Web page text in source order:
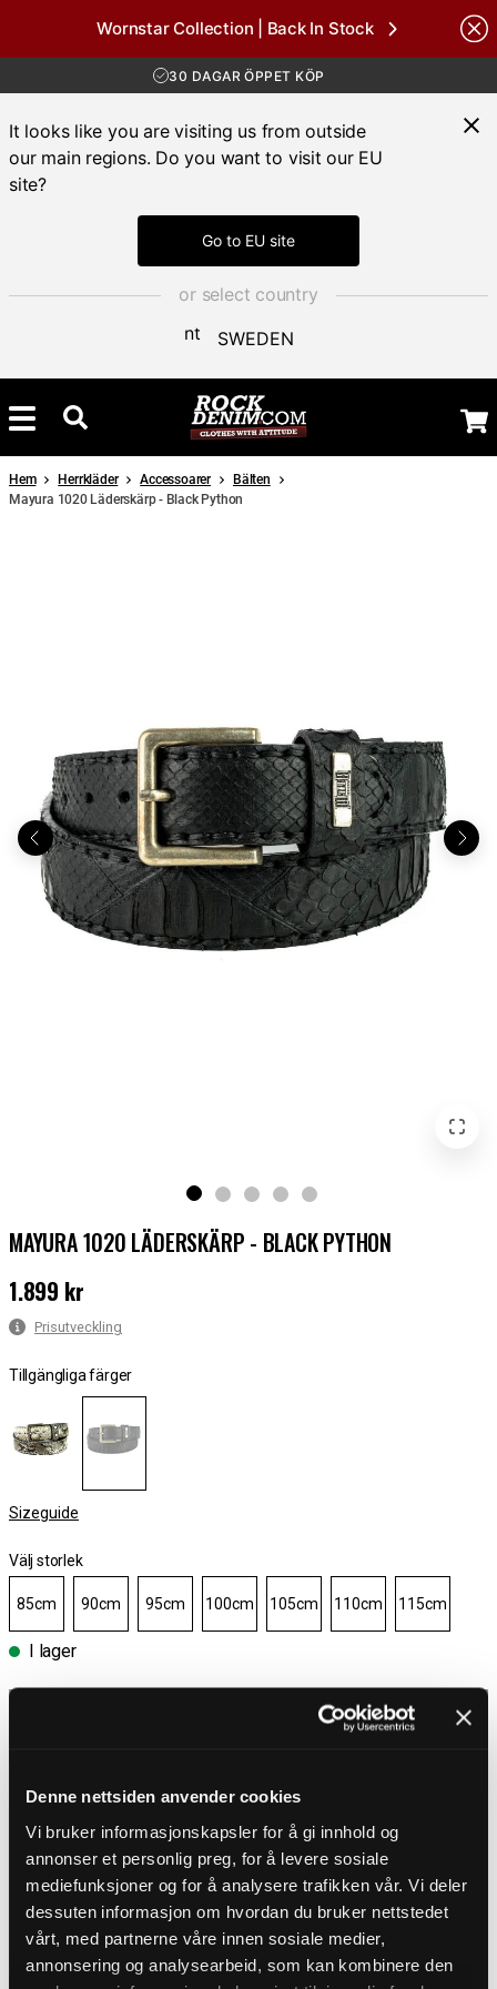
Denne nettsiden anvender cookies
Vi bruker informasjonskapsler for å gi innhold og
annonser et personlig preg, for å levere sosiale
mediefunksjoner og for å analysere trafikken vår. Vi deler
dessuten informasjon om hvordan du bruker nettstedet
vårt, med partnerne våre innen sosiale medier,
annonsering og analysearbeid, som kan kombinere den
Wornstar Collection | Back In Stock
30 DAGAR ÖPPET KÖP
LEVERANS 1-3 DAGAR
FRI FRAKT ÖVER 1000 KR
It looks like you are visiting us from outside
our main regions. Do you want to visit our EU
site?
Go to EU site
or select country
SWEDEN
Hem Herrkläder Accessoarer
Bälten
Mayura 1020 Läderskärp - Black Python
MAYURA 1020 LÄDERSKÄRP - BLACK PYTHON
Pris:1.899 kr
1.899 kr
Prisutveckling
Tillgängliga färger
Sizeguide
Välj storlek
85cm 90cm 95cm 100cm 105cm 110cm 115cm
I lager
30 dagar öppet köp
Fri frakt över 1000 kr
PRODUKTBESKRIVNING
Exklusivt bälte i äkta pytonläder från Mayura
Ett unikt och lyxigt bälte för dig som vill sticka ut med en
premiumaccessoar. Tillverkat i äkta pytonläder där den naturliga